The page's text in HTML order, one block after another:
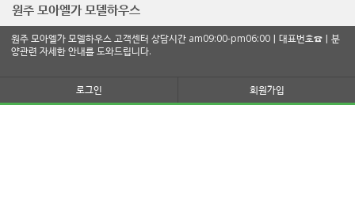
원주 모아엘가 모델하우스
원주 모아엘가 모델하우스 고객센터 상담시간 am09:00-pm06:00ㅣ대표번호☎ㅣ분
양관련 자세한 안내를 도와드립니다.
로그인 회원가입